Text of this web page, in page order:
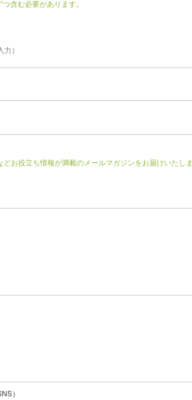
含む必要があります。
力）
お役立ち情報が満載のメールマガジンをお届けいたしま
）